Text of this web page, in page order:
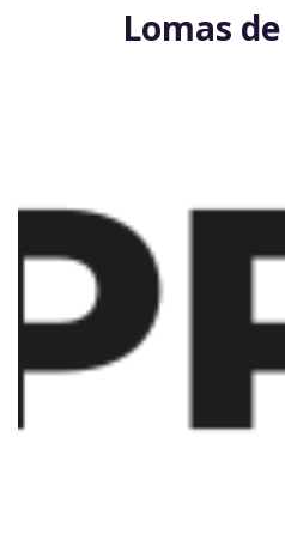
Lomas